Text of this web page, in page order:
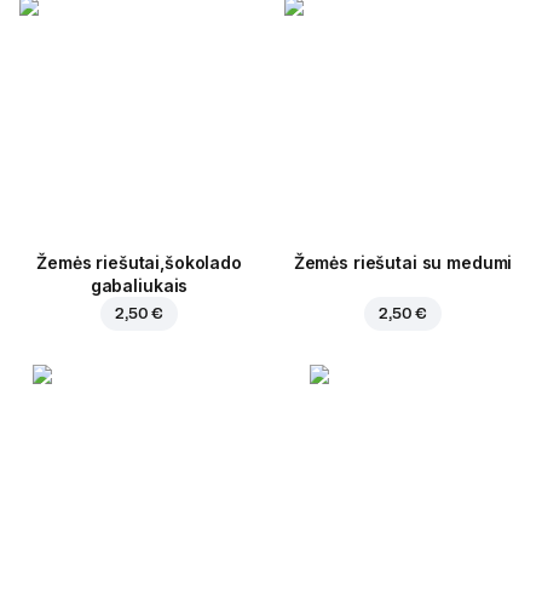
Žemės riešutai,šokolado
gabaliukais
2,50 €
Žemės riešutai su medumi
2,50 €